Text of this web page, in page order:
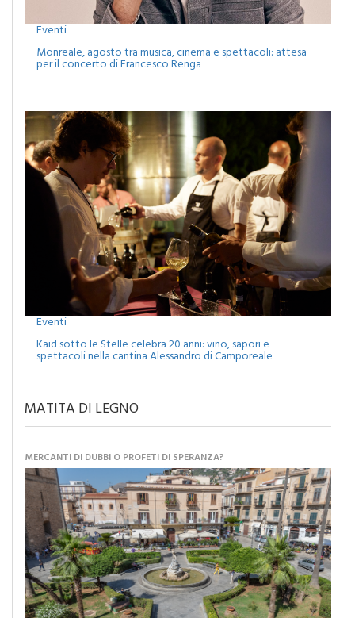
Monreale, agosto tra musica, cinema e spettacoli: attesa
per il concerto di Francesco Renga
Kaid sotto le Stelle celebra 20 anni: vino, sapori e
spettacoli nella cantina Alessandro di Camporeale